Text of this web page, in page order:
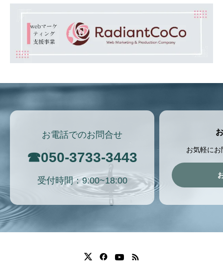
お電話でのお問合せ
☎050-3733-3443
受付時間：9:00~18:00
お気軽に